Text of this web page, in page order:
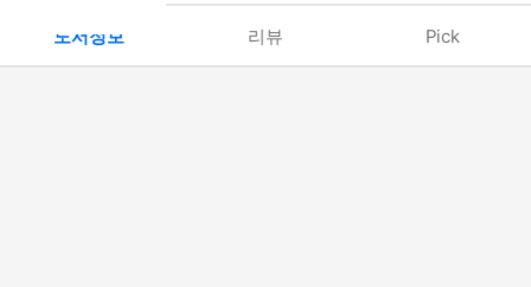
도서정보 리뷰 Pick